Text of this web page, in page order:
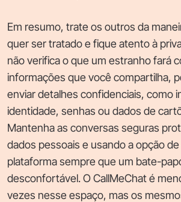
Em resumo, trate os outros da
quer ser tratado e fique atento à
não verifica o que um estranho fará
informações que você compartilha,
enviar detalhes confidenciais, como
identidade, senhas ou dados de
Mantenha as conversas seguras
dados pessoais e usando a opção
plataforma sempre que um bate-
desconfortável. O CallMeChat é
vezes nesse espaço, mas os